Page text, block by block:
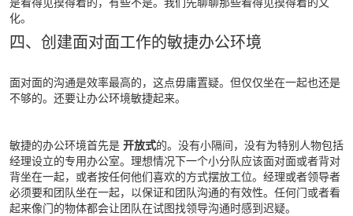
化。
四、创建面对面工作的敏捷办公环境
面对面的沟通是效率最高的，这点毋庸置疑。但仅仅坐在一起也还是
不够的。还要让办公环境敏捷起来。
敏捷的办公环境首先是 开放式的。没有小隔间，没有为特别人物包括
经理设立的专用办公室。理想情况下一个小分队应该面对面或者背对
背坐在一起，或者按任何他们喜欢的方式摆放工位。经理或者领导者
必须要和团队坐在一起，以保证和团队沟通的有效性。任何门或者看
起来像门的物体都会让团队在试图找领导沟通时感到迟疑。